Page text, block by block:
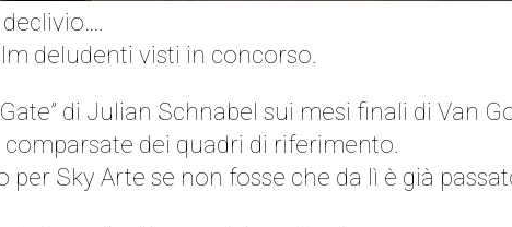
deludenti visti in concorso.
di Julian Schnabel sui mesi finali di Van
dei quadri di riferimento.
Sky Arte se non fosse che da lì è già